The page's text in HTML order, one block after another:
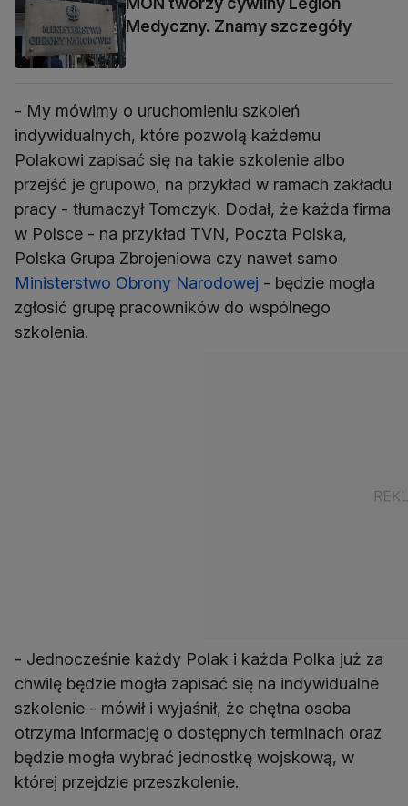
Medyczny. Znamy szczegóły
- My mówimy o uruchomieniu szkoleń
indywidualnych, które pozwolą każdemu
Polakowi zapisać się na takie szkolenie albo
przejść je grupowo, na przykład w ramach zakładu
pracy - tłumaczył Tomczyk. Dodał, że każda firma
w Polsce - na przykład TVN, Poczta Polska,
Polska Grupa Zbrojeniowa czy nawet samo
Ministerstwo Obrony Narodowej - będzie mogła
zgłosić grupę pracowników do wspólnego
szkolenia.
- Jednocześnie każdy Polak i każda Polka już za
chwilę będzie mogła zapisać się na indywidualne
szkolenie - mówił i wyjaśnił, że chętna osoba
otrzyma informację o dostępnych terminach oraz
będzie mogła wybrać jednostkę wojskową, w
której przejdzie przeszkolenie.